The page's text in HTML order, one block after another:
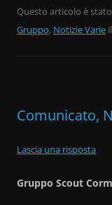
c
e
o
k
itt
er
n
Questo articolo è
Gruppo, Notizie Varie il
Comunicato,
Lascia una risposta
Gruppo Scout